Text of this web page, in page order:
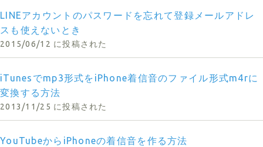
LINEアカウントのパスワードを忘れて登録メールアドレ
スも使えないとき
2015/06/12 に投稿された
iTunesでmp3形式をiPhone着信音のファイル形式m4rに
変換する方法
2013/11/25 に投稿された
YouTubeからiPhoneの着信音を作る方法